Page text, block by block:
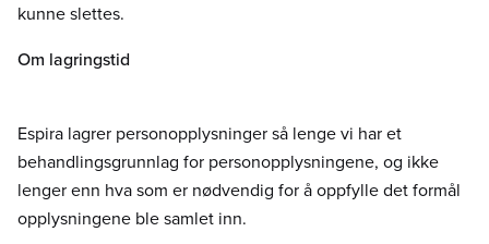
kunne slettes.
Om lagringstid
Espira lagrer personopplysninger så lenge vi har et
behandlingsgrunnlag for personopplysningene, og ikke
lenger enn hva som er nødvendig for å oppfylle det formål
opplysningene ble samlet inn.